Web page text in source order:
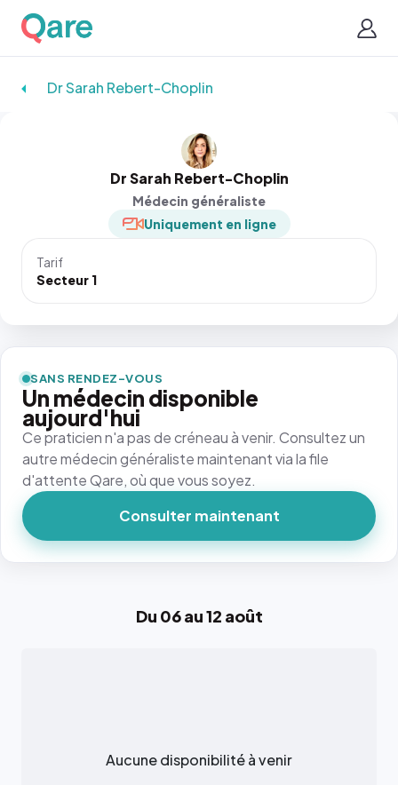
Dr Sarah Rebert-Choplin
Dr Sarah Rebert-Choplin
Médecin généraliste
Uniquement en ligne
Tarif
Secteur 1
Du 06 au 12 août
Aucune disponibilité à venir
SANS RENDEZ-VOUS
Un médecin disponible
aujourd'hui
Ce praticien n'a pas de créneau à venir. Consultez un
autre médecin généraliste maintenant via la file
d'attente Qare, où que vous soyez.
Consulter maintenant